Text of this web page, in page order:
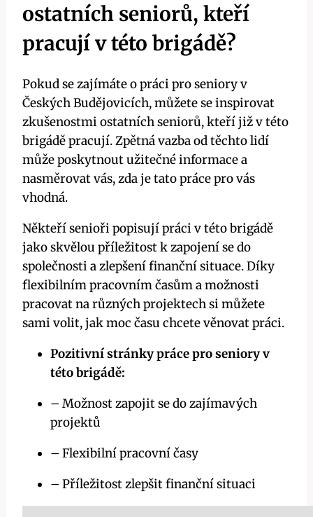
ostatních seniorů, kteří
pracují v této brigádě?
Pokud se zajímáte o práci pro seniory v
Českých Budějovicích, můžete se inspirovat
zkušenostmi ostatních seniorů, kteří již v této
brigádě pracují. Zpětná vazba od těchto lidí
může poskytnout užitečné informace a
nasměrovat vás, zda je tato práce pro vás
vhodná.
Někteří senioři popisují práci v této brigádě
jako skvělou příležitost k zapojení se do
společnosti a zlepšení finanční situace. Díky
flexibilním pracovním časům a možnosti
pracovat na různých projektech si můžete
sami volit, jak moc času chcete věnovat práci.
Pozitivní stránky práce pro seniory v
této brigádě:
– Možnost zapojit se do zajímavých
projektů
– Flexibilní pracovní časy
– Příležitost zlepšit finanční situaci